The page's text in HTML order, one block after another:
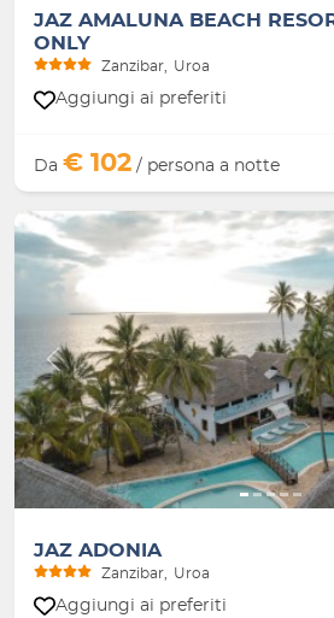
JAZ AMALUNA BEACH
ONLY
Zanzibar Uroa
Aggiungi ai preferiti
Da € 102 / persona a notte
Indietro
JAZ ADONIA
Zanzibar Uroa
Aggiungi ai preferiti